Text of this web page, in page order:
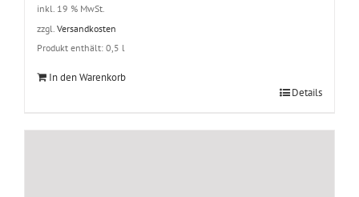
inkl. 19 % MwSt.
zzgl. Versandkosten
Produkt enthält: 0,5 l
In den Warenkorb
Details